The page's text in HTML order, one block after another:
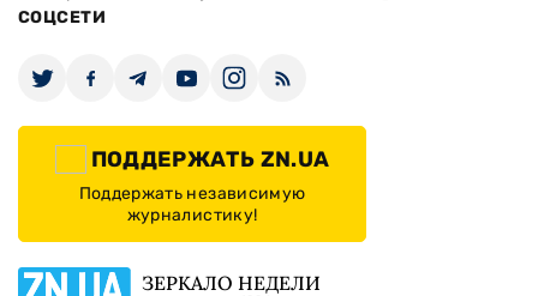
СОЦСЕТИ
ПОДДЕРЖАТЬ ZN.UA
Поддержать независимую
журналистику!
ЗЕРКАЛО НЕДЕЛИ